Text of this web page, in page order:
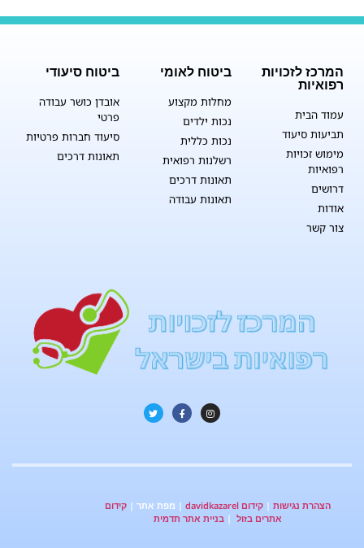
המרכז לזכויות
רפואיות
עמוד הבית
תביעות סיעוד
מימוש זכויות
רפואיות
דרושים
אודות
צור קשר
ביטוח לאומי
מחלות מקצוע
נכות ילדים
נכות כללית
רשלנות רפואית
תאונות דרכים
תאונות עבודה
ביטוח סיעודי
אובדן כושר עבודה
פרטי
סיעוד חברות פרטיות
תאונות דרכים
הצהרת נגישות| קידום davidkazarel | מפת אתר | קידום
אתרים בזול | בניית אתר תדמית